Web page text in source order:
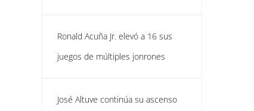
Ronald Acuña Jr. elevó a 16 sus
juegos de múltiples jonrones
José Altuve continúa su ascenso